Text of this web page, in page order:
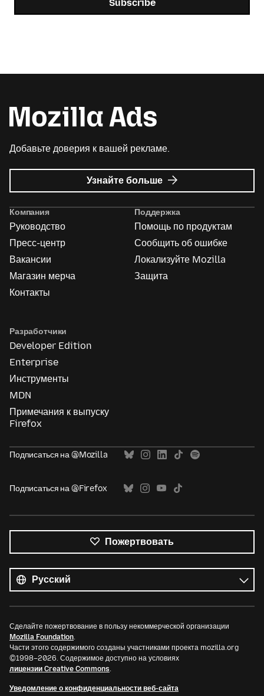
Subscribe
Добавьте доверия к вашей рекламе.
Узнайте больше о
Реклама
Компания
Руководство
Пресс-центр
Вакансии
Магазин мерча
Контакты
Поддержка
Помощь по продуктам
Сообщить об ошибке
Локализуйте Mozilla
Защита
Разработчики
Developer Edition
Enterprise
Инструменты
MDN
Примечания к выпуску
Firefox
Подписаться на @Mozilla
Подписаться на @Firefox
Пожертвовать
языки
Язык
Сделайте пожертвование в пользу некоммерческой организации
Mozilla Foundation
Части этого содержимого созданы участниками проекта mozilla.org
©1998–2026. Содержимое доступно на условиях
лицензии Creative Commons
Уведомление о конфиденциальности веб-сайта